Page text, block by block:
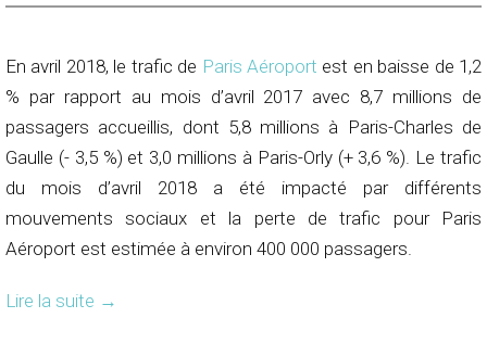
En avril 2018, le trafic de Paris Aéroport est en baisse de 1,2
% par rapport au mois d’avril 2017 avec 8,7 millions de
passagers accueillis, dont 5,8 millions à Paris-Charles de
Gaulle (- 3,5 %) et 3,0 millions à Paris-Orly (+ 3,6 %). Le trafic
du mois d’avril 2018 a été impacté par différents
mouvements sociaux et la perte de trafic pour Paris
Aéroport est estimée à environ 400 000 passagers.
Lire la suite →